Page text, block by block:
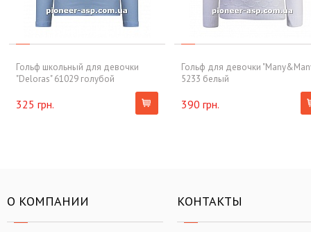
Гольф школьный для девочки
"Deloras" 61029 голубой
325 грн.
Гольф для девочки
5233 белый
390 грн.
О КОМПАНИИ КОНТАКТЫ